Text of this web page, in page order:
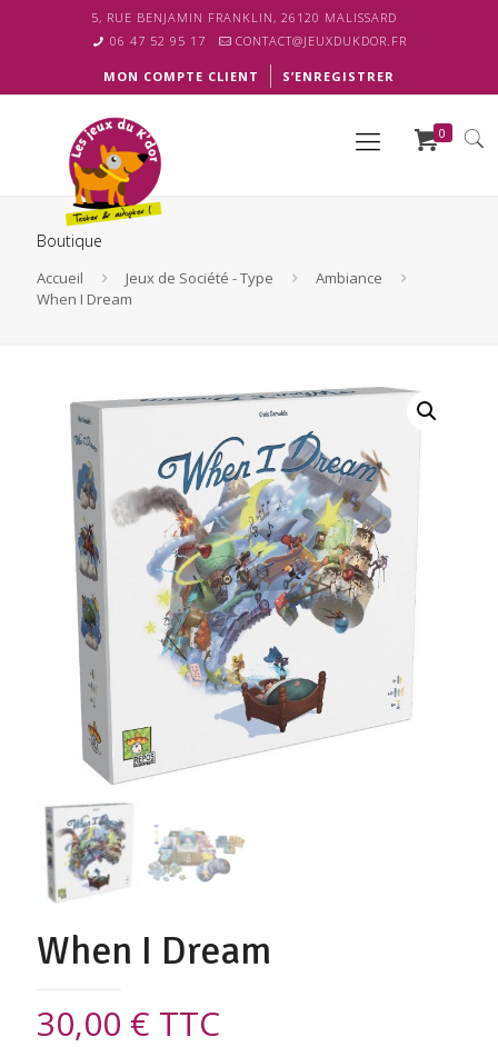
5, RUE BENJAMIN FRANKLIN, 26120 MALISSARD
06 47 52 95 17
CONTACT@JEUXDUKDOR.FR
MON COMPTE CLIENT S’ENREGISTRER
0
Boutique
Accueil Jeux de Société - Type
Ambiance
When I Dream
When I Dream
30,00 € TTC